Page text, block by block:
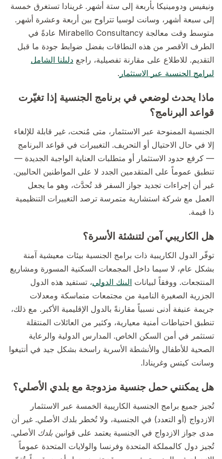
ونيفيس ودومينيكا بأربعة إلى ستة أشهر. غرينادا تستغرق خمسة
إلى سبعة أشهر، وسانت لوسيا تتراوح بين أربعة وعشرة أشهر.
متوسط وقت معالجة Mirabello Consultancy عادةً في
الطرف الأقصر من هذه النطاقات بفضل ضوابط جودة ما قبل
التقديم. للاطلاع على مقارنة تفصيلية، راجع دليلنا الشامل
لبرامج الجنسية عبر الاستثمار .
ماذا يحدث لوضعي في برنامج الجنسية إذا تغيّرت
قواعد البرنامج؟
الجنسية الممنوحة عبر الاستثمار، متى مُنحت، غير قابلة للإلغاء
إلا في حال الاحتيال أو التحريف. التغييرات في قواعد البرنامج
— كرفع حدود الاستثمار أو متطلبات العناية الواجبة الجديدة —
تنطبق عموماً على المتقدمين الجدد لا على المواطنين الحاليين.
غير أن إجراءات تجديد جواز السفر قد تُحدَّث، وهو ما يجعل
العمل مع شركة استشارية متمرسة ترصد التغييرات التنظيمية
ذا قيمة.
هل الكاريبي آمن لتنشئة الأسرة؟
توفّر الدول الكاريبية ذات برامج الجنسية بيئات معيشية آمنة
بشكل عام، لا سيما داخل المجمعات السكنية المسورة ومشاريع
المنتجعات. ووفقاً لبيانات البنك الدولي، تستفيد هذه الدول
الجزرية الصغيرة النامية من مجتمعات متماسكة ومعدلات
جريمة عنيفة أدنى نسبياً مقارنةً بالدول الإقليمية الأكبر. مع ذلك،
تنطبق احتياطات أمنية معيارية، وكثير من العائلات المنتقلة
تستثمر في أمن السكن الخاص. المدارس الدولية والرعاية
الصحية للأطفال والأنشطة الأسرية راسخة بشكل جيد في أنتيغوا
وسانت كيتس وغرينادا.
هل يمكنني حمل جنسية مزدوجة مع بلدي الأصلي؟
تُجيز جميع برامج الجنسية الكاريبية الخمسة عبر الاستثمار
الازدواج (أو التعدد) في الجنسية، ولا تُخطر بلدك الأصلي. غير أن
مدى جواز الازدواج في الجنسية يعتمد على قوانين بلدك الأصلي.
تُجيز دول كالمملكة المتحدة وفرنسا والولايات المتحدة عموماً